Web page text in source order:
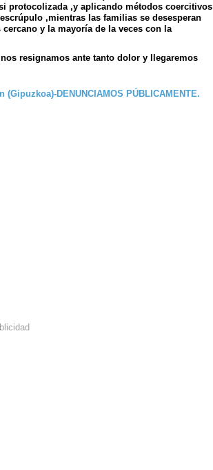
protocolizada ,y aplicando métodos coercitivos
,mientras las familias se desesperan
y la mayoría de la veces con la
resignamos ante tanto dolor y llegaremos